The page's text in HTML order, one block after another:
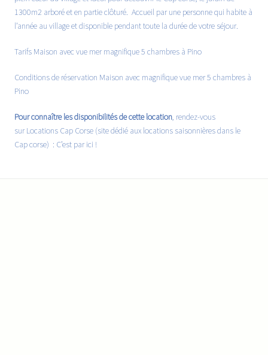
1300m2 arboré et en partie clôturé. Accueil par une personne qui habite à
l’année au village et disponible pendant toute la durée de votre séjour.
Tarifs Maison avec vue mer magnifique 5 chambres à Pino
Conditions de réservation Maison avec magnifique vue mer 5 chambres à
Pino
Pour connaître les disponibilités de cette location, rendez-vous
sur Locations Cap Corse (site dédié aux locations saisonnières dans le
Cap corse) : C’est par ici !